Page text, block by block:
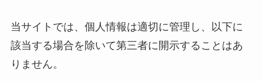
当サイトでは、個人情報は適切に管理し、以下に
該当する場合を除いて第三者に開示することはあ
りません。